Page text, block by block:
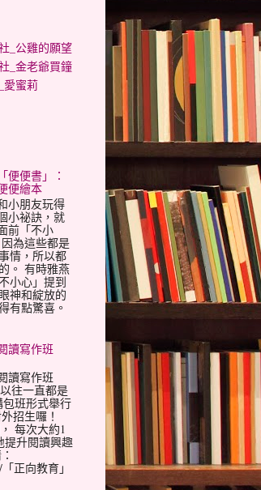
_公雞的願望
_金老爺買鐘
愛蜜莉
便便書」：
便繪本
小朋友玩得
小祕訣，就
前「不小
為這些都是
情，所以都
。 有時雅燕
小心」提到
神和綻放的
有點驚喜。
讀寫作班
讀寫作班
以往一直都是
班形式舉行
招生囉！
每次大約1
提升閱讀興趣
正向教育」